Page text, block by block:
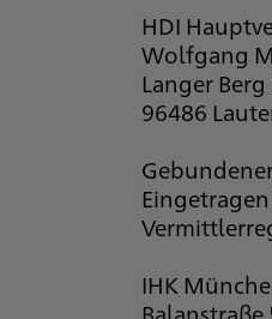
HDI
Wolfgang
Langer Berg
96486
IHK